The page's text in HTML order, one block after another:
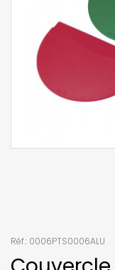
Réf.: 0006PTS0006ALU